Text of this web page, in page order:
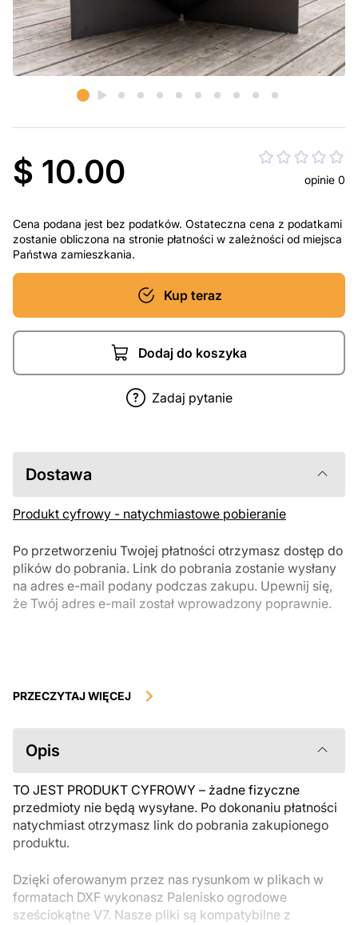
$ 10.00 opinie 0
Cena podana jest bez podatków. Ostateczna cena z podatkami
zostanie obliczona na stronie płatności w zależności od miejsca
Państwa zamieszkania.
Kup teraz
Dodaj do koszyka
Zadaj pytanie
Dostawa
Produkt cyfrowy - natychmiastowe pobieranie
Po przetworzeniu Twojej płatności otrzymasz dostęp do
plików do pobrania. Link do pobrania zostanie wysłany
na adres e-mail podany podczas zakupu. Upewnij się,
że Twój adres e-mail został wprowadzony poprawnie.
podlegają zwrotowi ani wymianie po ich pobraniu. Zalecamy
przed zakupem. Jeśli masz jakiekolwiek problemy z zamówieniem,
skontaktuj się bezpośrednio ze sprzedawcą.
PRZECZYTAJ WIĘCEJ
Opis
TO JEST PRODUKT CYFROWY – żadne fizyczne
przedmioty nie będą wysyłane. Po dokonaniu płatności
natychmiast otrzymasz link do pobrania zakupionego
produktu.
Dzięki oferowanym przez nas rysunkom w plikach w
formatach DXF wykonasz Palenisko ogrodowe
sześciokątne V7. Nasze pliki są kompatybilne z